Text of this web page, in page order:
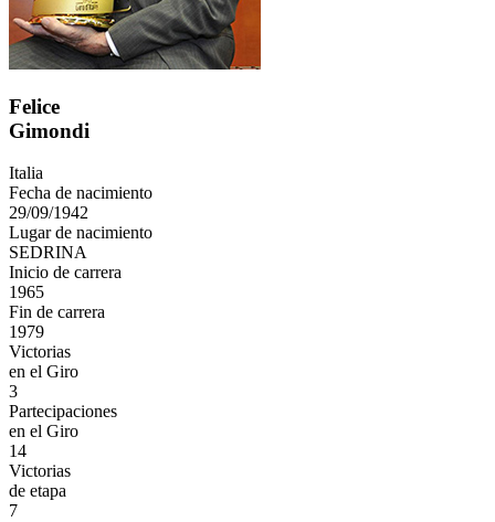
Felice
Gimondi
Italia
Fecha de nacimiento
29/09/1942
Lugar de nacimiento
SEDRINA
Inicio de carrera
1965
Fin de carrera
1979
Victorias
en el Giro
3
Partecipaciones
en el Giro
14
Victorias
de etapa
7